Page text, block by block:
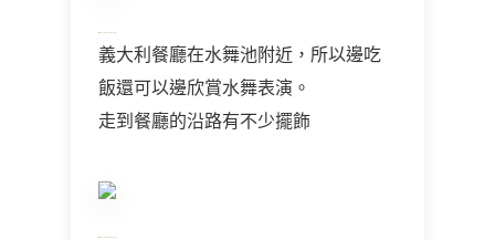
義大利餐廳在水舞池附近，所以邊吃
飯還可以邊欣賞水舞表演。
走到餐廳的沿路有不少擺飾